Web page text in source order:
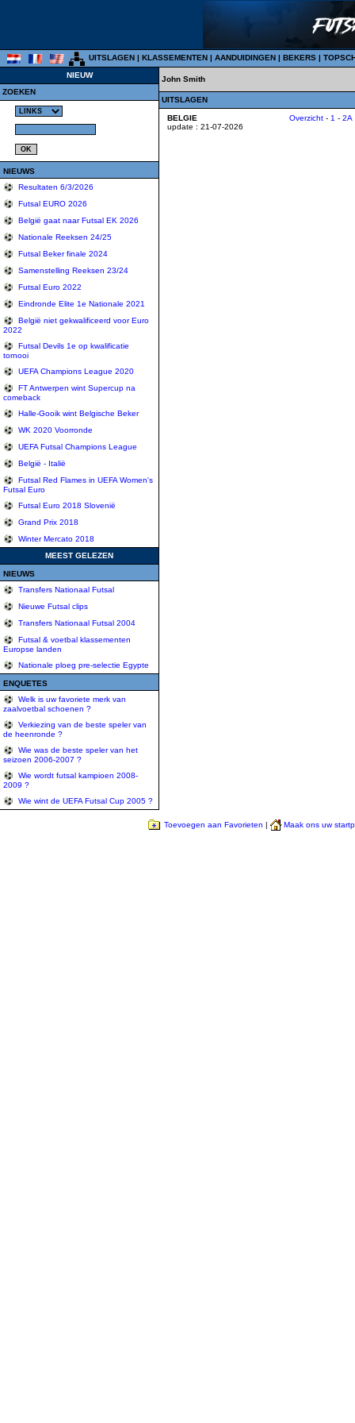
UITSLAGEN | KLASSEMENTEN | AANDUIDINGEN | BEKERS |
NIEUW
ZOEKEN
NIEUWS
Resultaten 6/3/2026
Futsal EURO 2026
België gaat naar Futsal EK 2026
Nationale Reeksen 24/25
Futsal Beker finale 2024
Samenstelling Reeksen 23/24
Futsal Euro 2022
Eindronde Elite 1e Nationale 2021
België niet gekwalificeerd voor Euro
2022
Futsal Devils 1e op kwalificatie
tornooi
UEFA Champions League 2020
FT Antwerpen wint Supercup na
comeback
Halle-Gooik wint Belgische Beker
WK 2020 Voorronde
UEFA Futsal Champions League
België - Italië
Futsal Red Flames in UEFA Women's
Futsal Euro
Futsal Euro 2018 Slovenië
Grand Prix 2018
Winter Mercato 2018
MEEST GELEZEN
NIEUWS
Transfers Nationaal Futsal
Nieuwe Futsal clips
Transfers Nationaal Futsal 2004
Futsal & voetbal klassementen
Europse landen
Nationale ploeg pre-selectie Egypte
ENQUETES
Welk is uw favoriete merk van
zaalvoetbal schoenen ?
Verkiezing van de beste speler van
de heenronde ?
Wie was de beste speler van het
seizoen 2006-2007 ?
Wie wordt futsal kampioen 2008-
2009 ?
Wie wint de UEFA Futsal Cup 2005 ?
John Smith
UITSLAGEN
BELGIE
update : 21-07-2026
Overzicht - 1 - 2A
Toevoegen aan Favorieten | Maak ons uw